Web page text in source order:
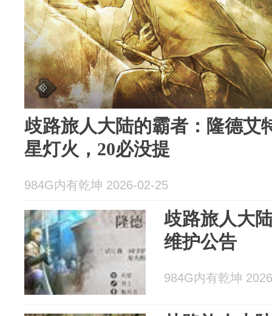
歧路旅人大陆的霸者：隆德艾
星灯火，20必没提
984G内有乾坤 2026-02-25
歧路旅人大
维护公告
984G内有乾坤